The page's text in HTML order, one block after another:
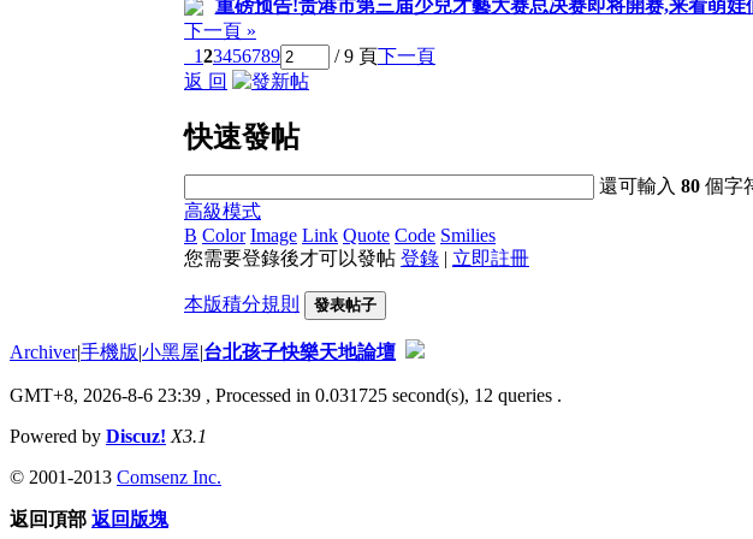
重磅预告!贵港市第三届少兒才藝大赛总决赛即将開赛,来看萌娃
下一頁 »
123456789 / 9 頁下一頁
返 回
快速發帖
還可輸入80 個字
高級模式
B Color Image Link Quote Code Smilies
您需要登錄後才可以發帖 登錄 | 立即註冊
本版積分規則 發表帖子
Archiver|手機版|小黑屋|台北孩子快樂天地論壇
GMT+8, 2026-8-6 23:39 , Processed in 0.031725 second(s), 12 queries .
Powered by Discuz! X3.1
© 2001-2013 Comsenz Inc.
返回頂部 返回版塊